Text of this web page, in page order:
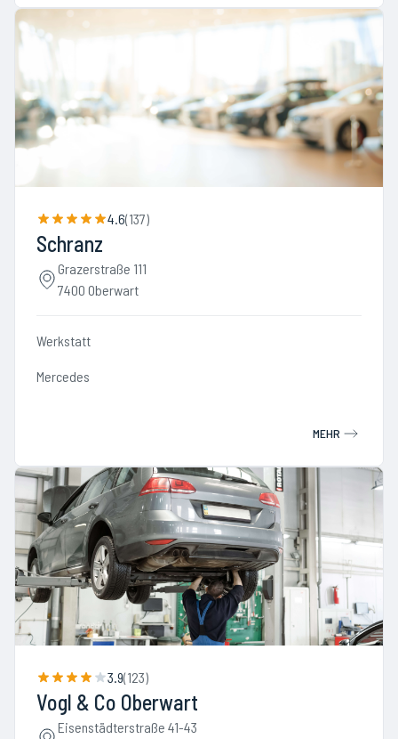
4.6(137)
Schranz
Grazerstraße 111
7400 Oberwart
Werkstatt
Mercedes
MEHR
3.9(123)
Vogl & Co Oberwart
Eisenstädterstraße 41-43